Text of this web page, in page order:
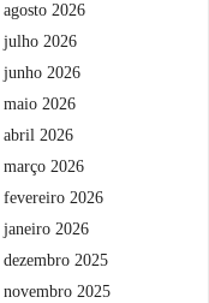
agosto 2026
julho 2026
junho 2026
maio 2026
abril 2026
março 2026
fevereiro 2026
janeiro 2026
dezembro 2025
novembro 2025